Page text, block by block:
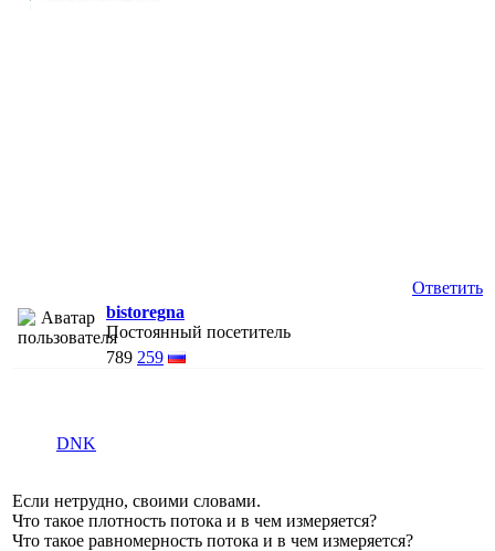
Ответить
bistoregna
Постоянный посетитель
789 259
DNK
Если нетрудно, своими словами.
Что такое плотность потока и в чем измеряется?
Что такое равномерность потока и в чем измеряется?